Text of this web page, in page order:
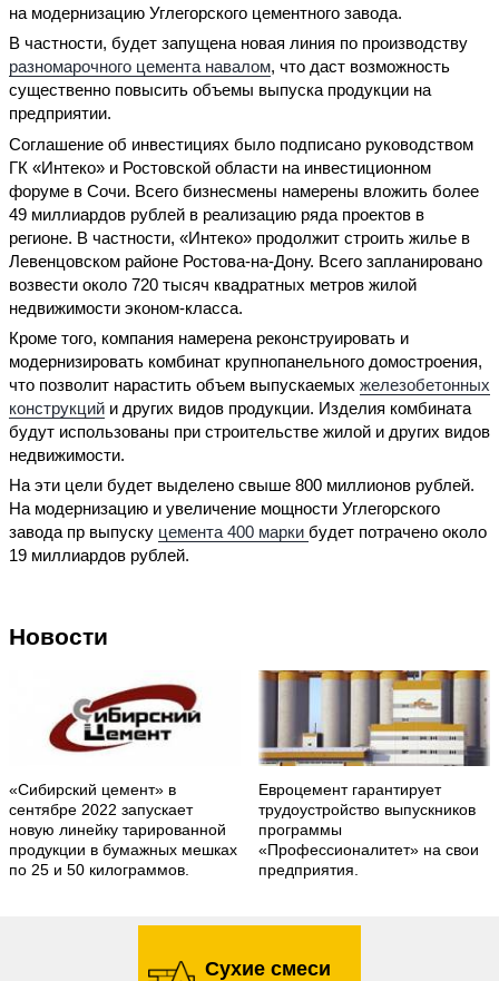
на модернизацию Углегорского цементного завода.
В частности, будет запущена новая линия по производству
разномарочного цемента навалом, что даст возможность
существенно повысить объемы выпуска продукции на
предприятии.
Соглашение об инвестициях было подписано руководством
ГК «Интеко» и Ростовской области на инвестиционном
форуме в Сочи. Всего бизнесмены намерены вложить более
49 миллиардов рублей в реализацию ряда проектов в
регионе. В частности, «Интеко» продолжит строить жилье в
Левенцовском районе Ростова-на-Дону. Всего запланировано
возвести около 720 тысяч квадратных метров жилой
недвижимости эконом-класса.
Кроме того, компания намерена реконструировать и
модернизировать комбинат крупнопанельного домостроения,
что позволит нарастить объем выпускаемых железобетонных
конструкций и других видов продукции. Изделия комбината
будут использованы при строительстве жилой и других видов
недвижимости.
На эти цели будет выделено свыше 800 миллионов рублей.
На модернизацию и увеличение мощности Углегорского
завода пр выпуску цемента 400 марки будет потрачено около
19 миллиардов рублей.
Новости
«Сибирский цемент» в
сентябре 2022 запускает
новую линейку тарированной
продукции в бумажных мешках
по 25 и 50 килограммов.
Евроцемент гарантирует
трудоустройство выпускников
программы
«Профессионалитет» на свои
предприятия.
Сухие смеси